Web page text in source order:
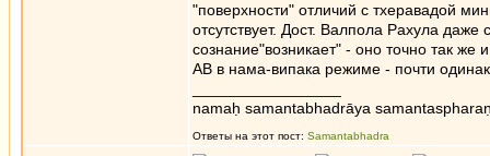
"поверхности" отличий с тхеравадой
отсутствует. Дост. Валпола Рахула
сознание"возникает" - оно точно так же
АВ в нама-випака режиме - почти
namaḥ samantabhadrāya
Ответы на этот пост: Samantabhadra